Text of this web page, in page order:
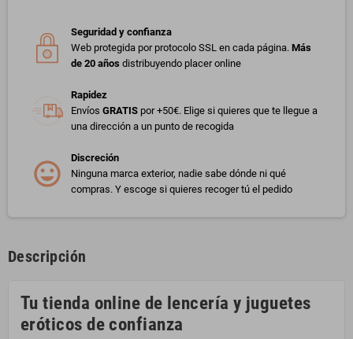
Seguridad y confianza
Web protegida por protocolo SSL en cada página. Más
de 20 años distribuyendo placer online
Rapidez
Envíos GRATIS por +50€. Elige si quieres que te llegue a
una dirección a un punto de recogida
Discreción
Ninguna marca exterior, nadie sabe dónde ni qué
compras. Y escoge si quieres recoger tú el pedido
Descripción
Tu tienda online de lencería y juguetes
eróticos de confianza